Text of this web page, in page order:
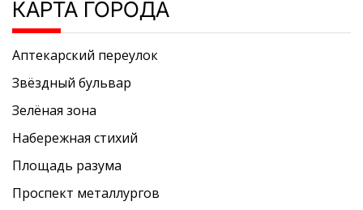
КАРТА ГОРОДА
Аптекарский переулок
Звёздный бульвар
Зелёная зона
Набережная стихий
Площадь разума
Проспект металлургов